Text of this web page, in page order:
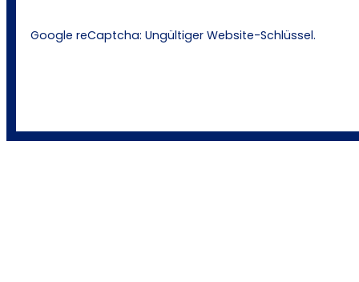
Google reCaptcha: Ungültiger Website-Schlüssel.